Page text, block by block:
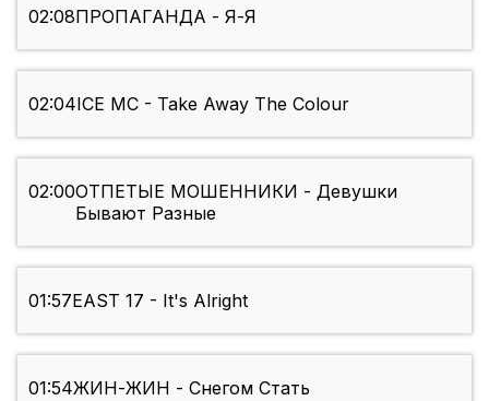
02:08ПРОПАГАНДА - Я-Я
02:04ICE MC - Take Away The Colour
02:00ОТПЕТЫЕ МОШЕННИКИ - Девушки
Бывают Разные
01:57EAST 17 - It's Alright
01:54ЖИН-ЖИН - Снегом Стать